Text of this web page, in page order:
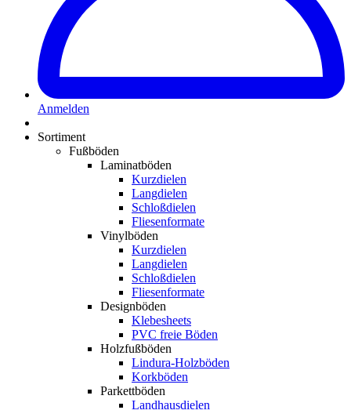
Anmelden
Sortiment
Fußböden
Laminatböden
Kurzdielen
Langdielen
Schloßdielen
Fliesenformate
Vinylböden
Kurzdielen
Langdielen
Schloßdielen
Fliesenformate
Designböden
Klebesheets
PVC freie Böden
Holzfußböden
Lindura-Holzböden
Korkböden
Parkettböden
Landhausdielen